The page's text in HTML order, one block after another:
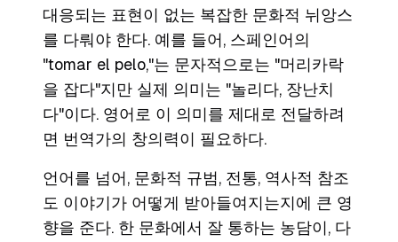
대응되는 표현이 없는 복잡한 문화적 뉘앙스
를 다뤄야 한다. 예를 들어, 스페인어의
"tomar el pelo,"는 문자적으로는 "머리카락
을 잡다"지만 실제 의미는 "놀리다, 장난치
다"이다. 영어로 이 의미를 제대로 전달하려
면 번역가의 창의력이 필요하다.
언어를 넘어, 문화적 규범, 전통, 역사적 참조
도 이야기가 어떻게 받아들여지는지에 큰 영
향을 준다. 한 문화에서 잘 통하는 농담이, 다